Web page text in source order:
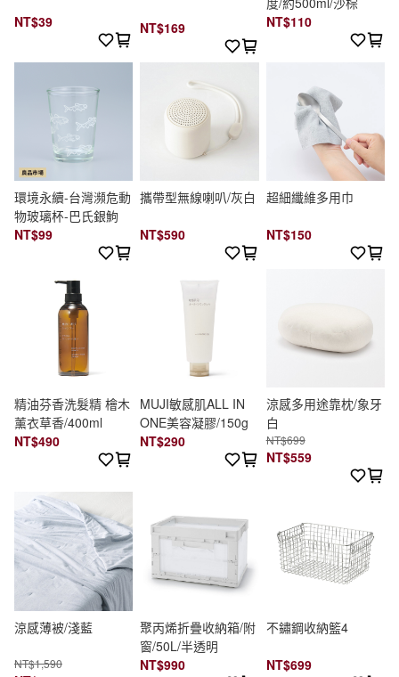
NT$39 NT$169
NT$110
環境永續-台灣瀕危動
物玻璃杯-巴氏銀鮈
NT$99
攜帶型無線喇叭/灰白
NT$590
超細纖維多用巾
NT$150
精油芬香洗髮精 檜木
薰衣草香/400ml
NT$490
MUJI敏感肌ALL IN
ONE美容凝膠/150g
NT$290
涼感多用途靠枕/象牙
白
NT$699
NT$559
涼感薄被/淺藍
NT$1,590
聚丙烯折疊收納箱/附
窗/50L/半透明
NT$990
不鏽鋼收納籃4
NT$699